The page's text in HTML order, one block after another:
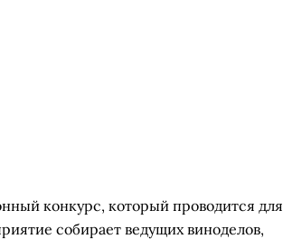
конкурс, который проводится для
собирает ведущих виноделов,